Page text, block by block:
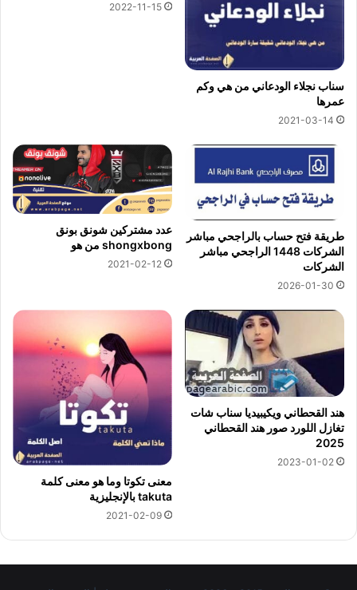
سناب نجلاء الودعاني من هي وكم
عمرها
2021-03-14
2022-11-15
طريقة فتح حساب بالراجحي مباشر
الشركات 1448 الراجحي مباشر
الشركات
2026-01-30
عدد مشتركين شونق بونق
shongxbong من هو
2021-02-12
هند القحطاني ويكيبيديا سناب شات
تغازل اللورد صور هند القحطاني
2025
2023-01-02
معنى تكوتا وما هو معنى كلمة
takuta بالإنجليزية
2021-02-09